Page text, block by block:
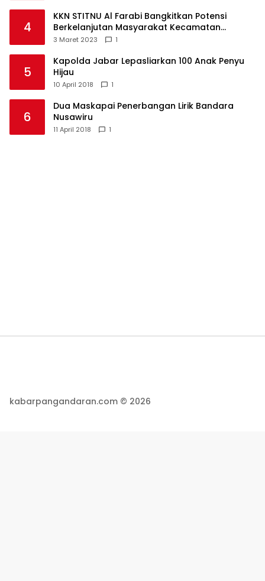
4
KKN STITNU Al Farabi Bangkitkan Potensi
Berkelanjutan Masyarakat Kecamatan
Langkaplancar
3 Maret 2023 1
5
Kapolda Jabar Lepasliarkan 100 Anak Penyu
Hijau
10 April 2018 1
6
Dua Maskapai Penerbangan Lirik Bandara
Nusawiru
11 April 2018 1
kabarpangandaran.com © 2026